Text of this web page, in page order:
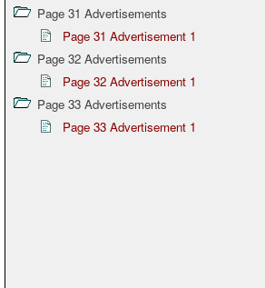
Page 31 Advertisements
Page 31 Advertisement 1
Page 32 Advertisements
Page 32 Advertisement 1
Page 33 Advertisements
Page 33 Advertisement 1